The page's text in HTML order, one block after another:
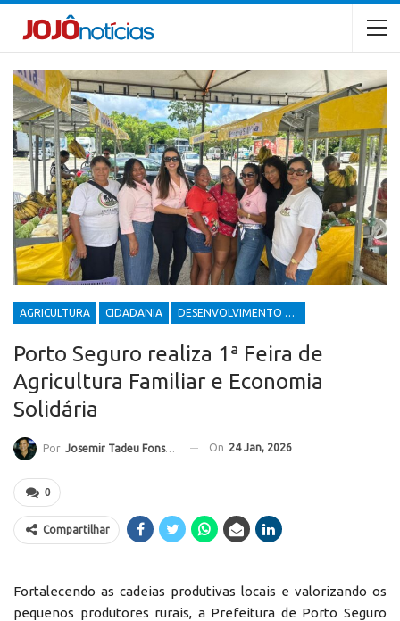
AGRICULTURA CIDADANIA DESENVOLVIMENTO ECONÔMICO E SOCIAL
Porto Seguro realiza 1ª Feira de
Agricultura Familiar e Economia
Solidária
Por Josemir Tadeu Fonseca On 24 Jan, 2026
0
Compartilhar
Fortalecendo as cadeias produtivas locais e valorizando os
pequenos produtores rurais, a Prefeitura de Porto Seguro